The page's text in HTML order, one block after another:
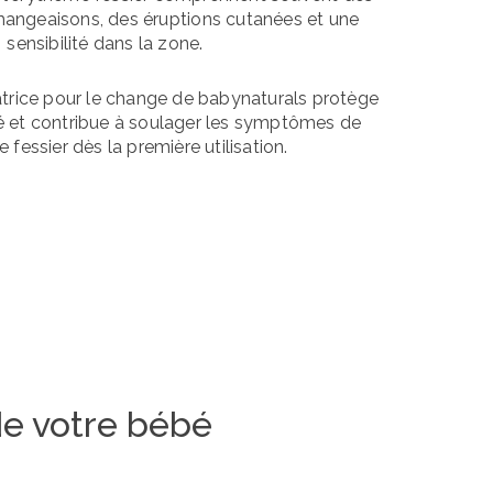
des éruptions cutanées et une
sensibilité dans la zone.
pour le change de babynaturals protège
et contribue à soulager les symptômes de
fessier dès la première utilisation.
votre bébé